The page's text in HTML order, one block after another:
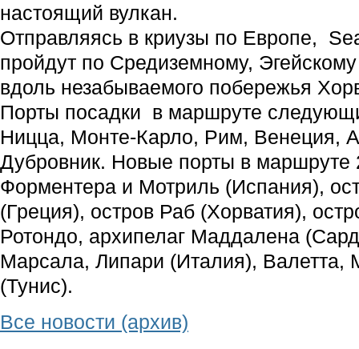
настоящий вулкан.
Отправляясь в криузы по Европе,
пройдут по Средиземному,
вдоль незабываемого побережья
Порты посадки в маршруте
Ницца, Монте-Карло, Рим, Венеция,
Дубровник. Новые порты в маршруте
Форментера и Мотриль (Испания),
(Греция), остров Раб (Хорватия),
Ротондо, архипелаг Маддалена
Марсала, Липари (Италия), Валетта,
(Тунис).
Все новости (архив)